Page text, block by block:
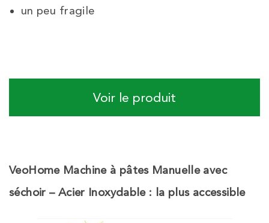
un peu fragile
Voir le produit
VeoHome Machine à pâtes Manuelle avec
séchoir – Acier Inoxydable : la plus accessible